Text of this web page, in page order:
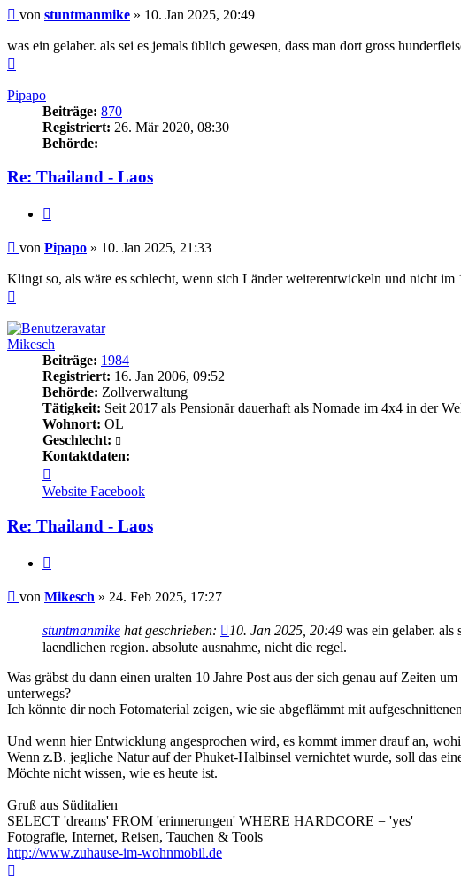
Beitrag
von stuntmanmike » 10. Jan 2025, 20:49
was ein gelaber. als sei es jemals üblich gewesen, dass man dort gross
Pipapo
Beiträge: 870
Registriert: 26. Mär 2020, 08:30
Behörde:
Re: Thailand - Laos
Beitrag
von Pipapo » 10. Jan 2025, 21:33
Klingt so, als wäre es schlecht, wenn sich Länder weiterentwickeln und nicht
Mikesch
Beiträge: 1984
Registriert: 16. Jan 2006, 09:52
Behörde: Zollverwaltung
Tätigkeit: Seit 2017 als Pensionär dauerhaft als Nomade im 4x4 in der
Wohnort: OL
Geschlecht:
Kontaktdaten:
von
Mikesch
Website Facebook
Re: Thailand - Laos
Beitrag
von Mikesch » 24. Feb 2025, 17:27
stuntmanmike hat geschrieben: 10. Jan 2025, 20:49 was ein gelaber. als
laendlichen region. absolute ausnahme, nicht die regel.
Was gräbst du dann einen uralten 10 Jahre Post aus der sich genau auf Zeiten
unterwegs?
Ich könnte dir noch Fotomaterial zeigen, wie sie abgeflämmt mit
Und wenn hier Entwicklung angesprochen wird, es kommt immer drauf an,
Wenn z.B. jegliche Natur auf der Phuket-Halbinsel vernichtet wurde, soll das
Möchte nicht wissen, wie es heute ist.
Gruß aus Süditalien
SELECT 'dreams' FROM 'erinnerungen' WHERE HARDCORE = 'yes'
Fotografie, Internet, Reisen, Tauchen & Tools
http://www.zuhause-im-wohnmobil.de